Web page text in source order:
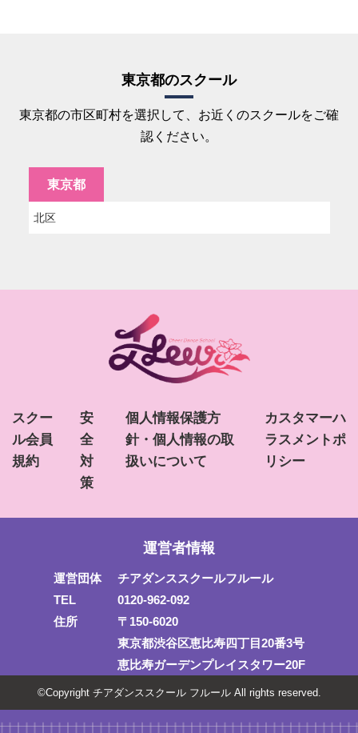
東京都のスクール
東京都の市区町村を選択して、お近くのスクールをご確
認ください。
東京都
北区
スクー
ル会員
規約
安
全
対
策
個人情報保護方
針・個人情報の取
扱いについて
カスタマーハ
ラスメントポ
リシー
運営者情報
運営団体
チアダンススクールフルール
TEL
0120-962-092
住所
〒150-6020
東京都渋谷区恵比寿四丁目20番3号
恵比寿ガーデンプレイスタワー20F
©Copyright チアダンススクール フルール All rights reserved.